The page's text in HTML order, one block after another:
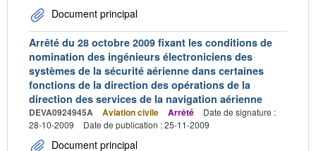
Document principal
Arrêté du 28 octobre 2009 fixant les conditions de
nomination des ingénieurs électroniciens des
systèmes de la sécurité aérienne dans certaines
fonctions de la direction des opérations de la
direction des services de la navigation aérienne
DEVA0924945A Aviation civile Arrêté
Date de signature :
28-10-2009
Date de publication : 25-11-2009
Document principal